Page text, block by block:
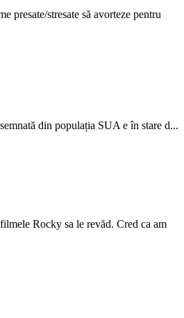
presate/stresate să avorteze pentru
din populația SUA e în stare d...
Rocky sa le revăd. Cred ca am